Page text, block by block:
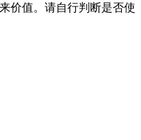
价值。请自行判断是否使